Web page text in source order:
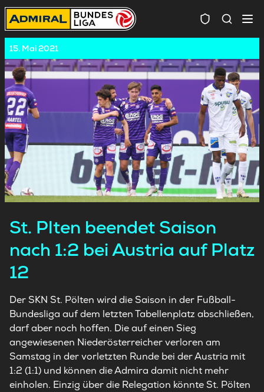
15. Mai 2021
St. Plten beendet Saison
nach 1:2 bei Austria auf Platz
12
Der SKN St. Pölten wird die Saison in der Fußball-
Bundesliga auf dem letzten Tabellenplatz abschließen,
darf aber noch hoffen. Die auf einen Sieg
angewiesenen Niederösterreicher verloren am
Samstag in der vorletzten Runde bei der Austria mit
1:2 (1:1) und können die Admira damit nicht mehr
einholen. Einzig über die Relegation könnte St. Pölten